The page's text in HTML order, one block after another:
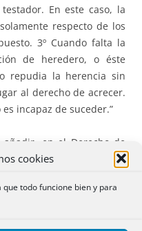
cookies
todo funcione bien y para
En este caso, la
respecto de los
3º Cuando falta la
de heredero, o éste
repudia la herencia sin
al derecho de acrecer.
incapaz de suceder.”
en el Derecho de
de donación universal.
2 no puede darse
pues lo impide la